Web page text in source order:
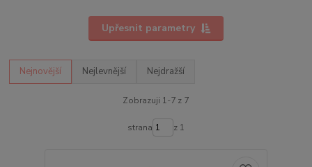
Upřesnit parametry
Nejnovější Nejlevnější Nejdražší
Zobrazuji 1-7 z 7
strana z 1